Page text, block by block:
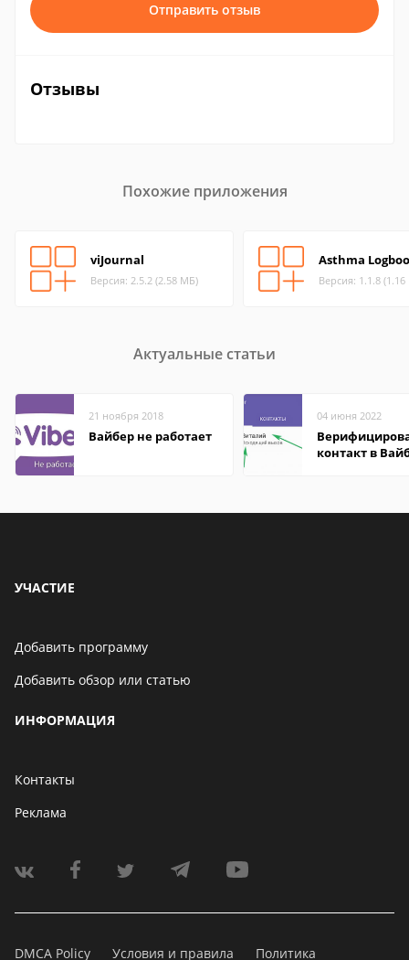
Отправить отзыв
Отзывы
Похожие приложения
viJournal
Версия: 2.5.2 (2.58 МБ)
Asthma
Версия: 1.1.8
Актуальные статьи
21 ноября 2018
Вайбер не работает
04 июня 2022
контакт в
УЧАСТИЕ
Добавить программу
Добавить обзор или статью
ИНФОРМАЦИЯ
Контакты
Реклама
DMCA Policy Условия и правила Политика